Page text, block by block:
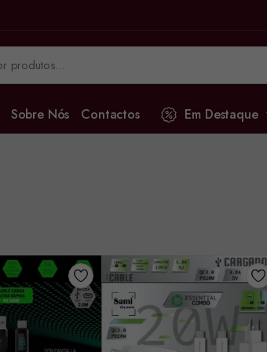
Sobre Nós Contactos Em Destaque